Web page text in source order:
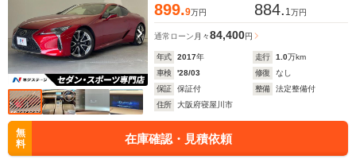
899.9万円 884. 1万円
通常ローン 月々84,400円
年式 2017年 走行 1.0万km
車検
'28/03 修復
なし
保証
保証付 整備
法定整備付
住所
大阪府寝屋川市
無
料
在庫確認・見積依頼